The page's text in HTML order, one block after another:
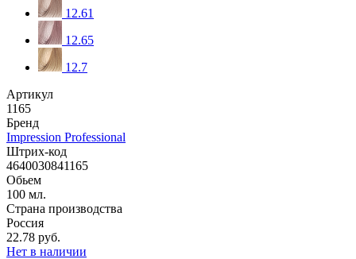
12.61
12.65
12.7
Артикул
1165
Бренд
Impression Professional
Штрих-код
4640030841165
Обьем
100 мл.
Страна производства
Россия
22.78 руб.
Нет в наличии